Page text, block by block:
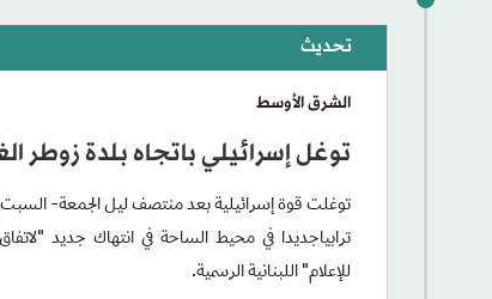
الشرق الأوسط
توغل إسرائيلي باتجاه بلدة زوطر
توغلت قوة إسرائيلية بعد منتصف ليل الجمعة- السبت
ترابياجديدا في محيط الساحة في انتهاك جديد
للإعلام" اللبنانية الرسمية.